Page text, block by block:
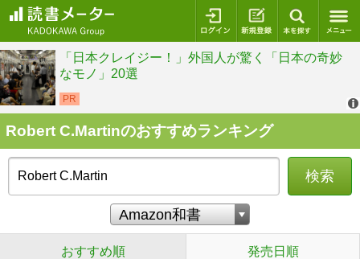
ログイン 新規登録
Robert C.Martinのおすすめランキング
検索
おすすめ順 発売日順